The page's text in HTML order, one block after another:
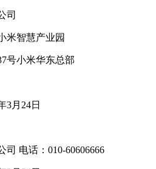
司
米智慧产业园
号小米华东总部
3月24日
电话：010-60606666